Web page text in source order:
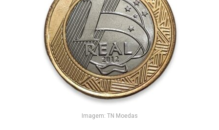
Imagem: TN Moedas